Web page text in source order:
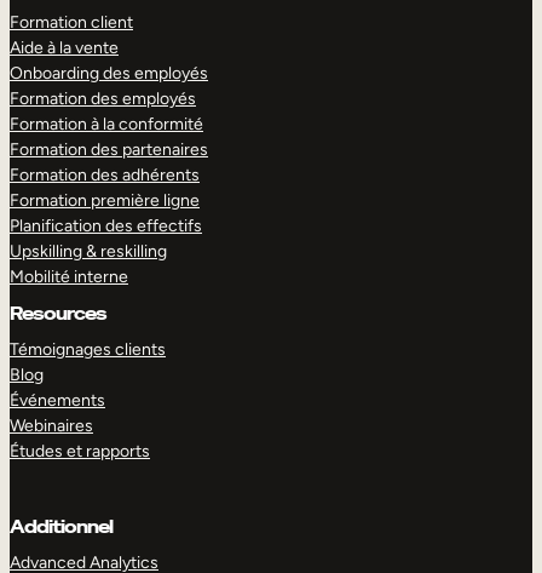
Formation client
Aide à la vente
Onboarding des employés
Formation des employés
Formation à la conformité
Formation des partenaires
Formation des adhérents
Formation première ligne
Planification des effectifs
Upskilling & reskilling
Mobilité interne
Resources
Témoignages clients
Blog
Événements
Webinaires
Études et rapports
Additionnel
Advanced Analytics